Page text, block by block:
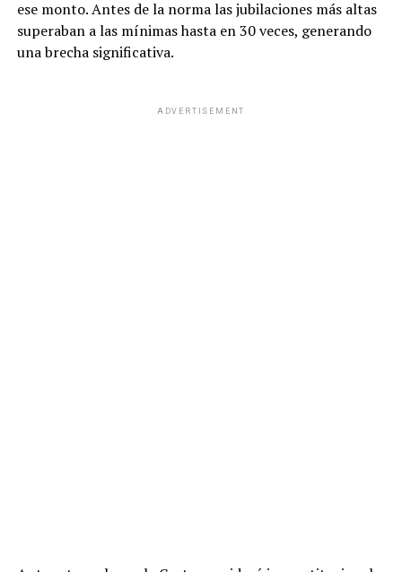
ese monto. Antes de la norma las jubilaciones más altas
superaban a las mínimas hasta en 30 veces, generando
una brecha significativa.
ADVERTISEMENT